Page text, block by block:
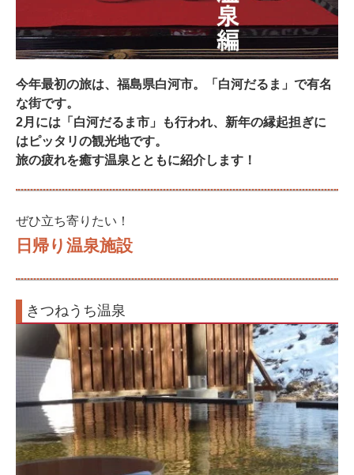
今年最初の旅は、福島県白河市。「白河だるま」で有名
な街です。
2月には「白河だるま市」も行われ、新年の縁起担ぎに
はピッタリの観光地です。
旅の疲れを癒す温泉とともに紹介します！
ぜひ立ち寄りたい！
日帰り温泉施設
きつねうち温泉